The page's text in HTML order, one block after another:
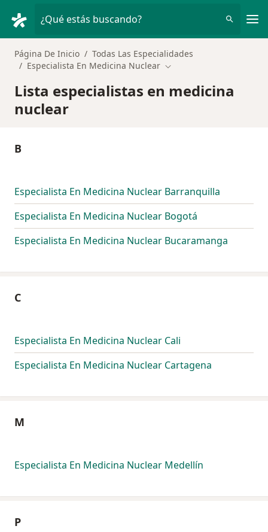
¿Qué estás buscando?
Página De Inicio
Todas Las Especialidades
Especialista En Medicina Nuclear Cambiar de ciudad
Lista especialistas en medicina
nuclear
B
Especialista En Medicina Nuclear Barranquilla
Especialista En Medicina Nuclear Bogotá
Especialista En Medicina Nuclear Bucaramanga
C
Especialista En Medicina Nuclear Cali
Especialista En Medicina Nuclear Cartagena
M
Especialista En Medicina Nuclear Medellín
P